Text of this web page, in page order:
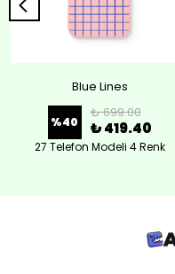
Blue Lines
%40
₺ 699.00
₺ 419.40
27 Telefon Modeli 4 Renk